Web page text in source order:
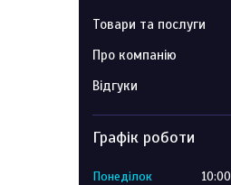
Товари та послуги
Про компанію
Відгуки
Графік роботи
Понеділок 10:00